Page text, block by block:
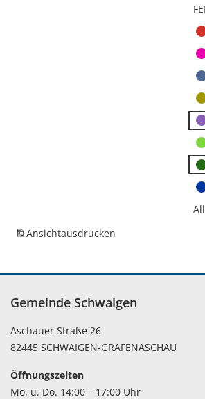
Ansichtausdrucken
Gemeinde Schwaigen
Aschauer Straße 26
82445 SCHWAIGEN-GRAFENASCHAU
Öffnungszeiten
Mo. u. Do. 14:00 – 17:00 Uhr